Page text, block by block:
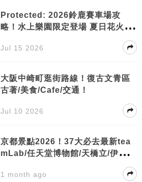
Protected: 2026鈴鹿賽車場攻
略！水上樂園限定登場 夏日花火祭
Jul 15 2026
大阪中崎町逛街路線！復古文青區
古著/美食/Cafe/交通！
Jul 10 2026
京都景點2026！37大必去最新tea
mLab/任天堂博物館/天橋立/伊根舟
1 month ago